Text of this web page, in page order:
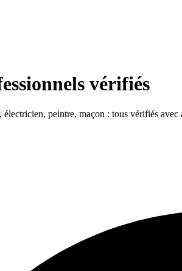
vérifiés
électricien, peintre, maçon : tous vérifiés